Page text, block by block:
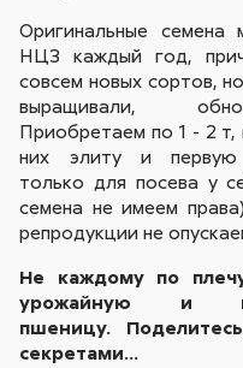
Оригинальные семена
НЦЗ каждый год,
совсем новых сортов,
выращивали,
Приобретаем по 1 - 2
них элиту и первую
только для посева у
семена не имеем
репродукции не
Не каждому по
урожайную и
пшеницу.
секретами…